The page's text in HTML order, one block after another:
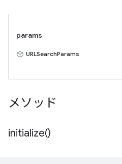
params
URLSearchParams
メソッド
initialize()